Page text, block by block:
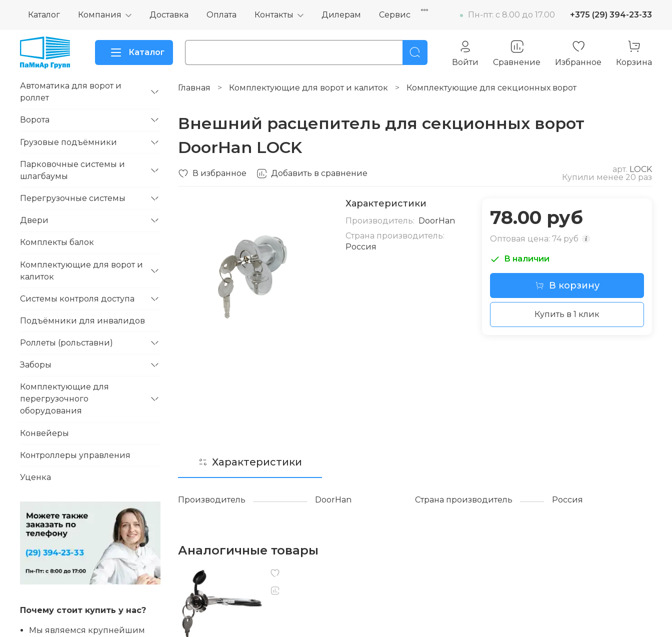
Каталог Компания Доставка Оплата Контакты Дилерам Сервис Пн-пт: c 8.00 до 17.00 +375 (29) 394-23-33
Каталог
Войти
Сравнение Избранное Корзина
Главная Комплектующие для ворот и калиток Комплектующие для секционных ворот
Внешний расцепитель для секционных ворот
DoorHan LOCK
В избранное Добавить в сравнение арт. LOCK
Купили менее 20 раз
Характеристики
Производитель: DoorHan
Страна производитель:
Россия
78.00 руб
Оптовая цена: 74 руб i
В наличии
В корзину
Купить в 1 клик
Характеристики
Производитель DoorHan Страна производитель Россия
Аналогичные товары
Автоматика для ворот и
роллет
Ворота
Грузовые подъёмники
Парковочные системы и
шлагбаумы
Перегрузочные системы
Двери
Комплекты балок
Комплектующие для ворот и
калиток
Системы контроля доступа
Подъёмники для инвалидов
Роллеты (рольставни)
Заборы
Комплектующие для
перегрузочного
оборудования
Конвейеры
Контроллеры управления
Уценка
Почему стоит купить у нас?
Мы являемся крупнейшим